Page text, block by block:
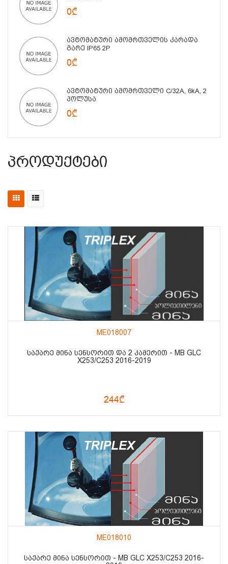
0₾
Ავტომატური Ამომრთველის Კარადა
Გარე IP65 2P
0₾
Ავტომატური Ამომრთველი C/32A, 6kA, 2
Პოლუსა
0₾
Პროდუქტები
ME018007
ᲡᲐᲥᲐᲠᲔ ᲛᲘᲜᲐ ᲡᲔᲜᲡᲝᲠᲘᲗ ᲓᲐ 2 ᲙᲐᲛᲔᲠᲘᲗ - MB GLC
X253/C253 2016-2019
244₾
ME018010
ᲡᲐᲥᲐᲠᲔ ᲛᲘᲜᲐ ᲡᲔᲜᲡᲝᲠᲘᲗ - MB GLC X253/C253 2016-